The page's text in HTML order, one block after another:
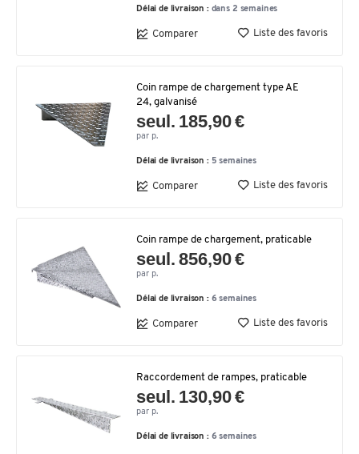
Délai de livraison : dans 2 semaines
Comparer Liste des favoris
Coin rampe de chargement type AE
24, galvanisé
seul. 185,90 €
par p.
Délai de livraison : 5 semaines
Comparer Liste des favoris
Coin rampe de chargement, praticable
seul. 856,90 €
par p.
Délai de livraison : 6 semaines
Comparer Liste des favoris
Raccordement de rampes, praticable
seul. 130,90 €
par p.
Délai de livraison : 6 semaines